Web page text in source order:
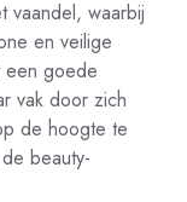
vaandel, waarbij
en veilige
een goede
vak door zich
de hoogte te
beauty-